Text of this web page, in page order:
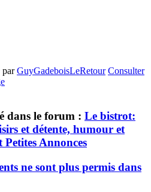
parGuyGadeboisLeRetour Consulter
dans le forum : Le bistrot:
et détente, humour et
Annonces
ne sont plus permis dans